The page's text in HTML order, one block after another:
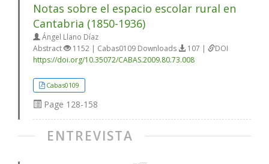
Notas sobre el espacio escolar rural en
Cantabria (1850-1936)
Ángel Llano Díaz
Abstract
1152 | Cabas0109 Downloads 107 |
DOI
https://doi.org/10.35072/CABAS.2009.80.73.008
Cabas0109
Page 128-158
ENTREVISTA